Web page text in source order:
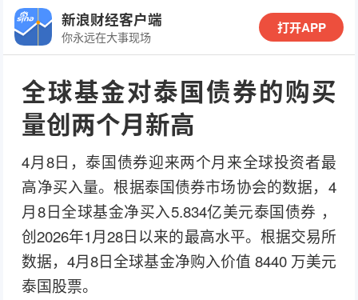
新浪财经客户端
你永远在大事现场
打开APP
全球基金对泰国债券的购买
量创两个月新高
4月8日，泰国债券迎来两个月来全球投资者最
高净买入量。根据泰国债券市场协会的数据，4
月8日全球基金净买入5.834亿美元泰国债券 ，
创2026年1月28日以来的最高水平。根据交易所
数据，4月8日全球基金净购入价值 8440 万美元
泰国股票。